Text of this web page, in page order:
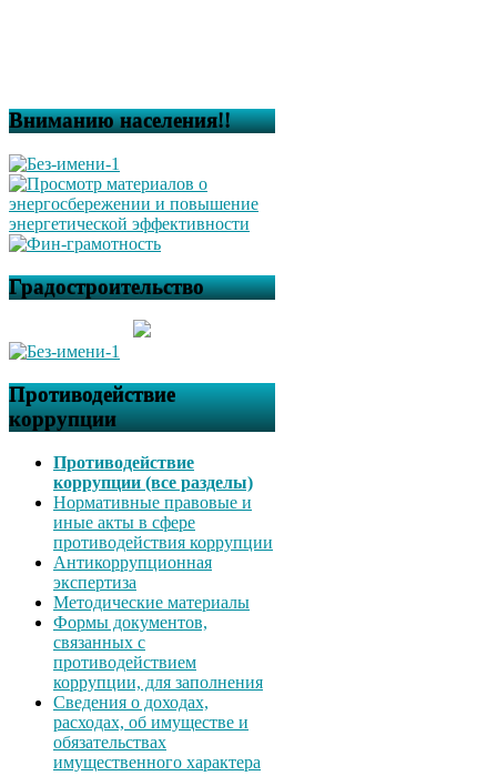
Вниманию населения!!
Градостроительство
Противодействие
коррупции
Противодействие
коррупции (все разделы)
Нормативные правовые и
иные акты в сфере
противодействия коррупции
Антикоррупционная
экспертиза
Методические материалы
Формы документов,
связанных с
противодействием
коррупции, для заполнения
Сведения о доходах,
расходах, об имуществе и
обязательствах
имущественного характера